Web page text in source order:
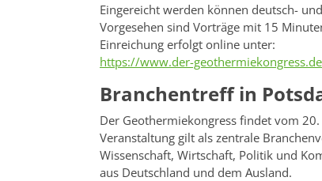
Eingereicht werden können deutsch-
Vorgesehen sind Vorträge mit 15
Einreichung erfolgt online unter:
https://www.der-
Branchentreff in
Der Geothermiekongress findet vom
Veranstaltung gilt als zentrale
Wissenschaft, Wirtschaft, Politik und
aus Deutschland und dem Ausland.